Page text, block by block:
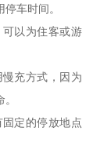
车时间。
以为住客或游
充方式，因为
定的停放地点